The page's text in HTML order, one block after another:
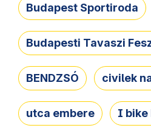
Budapest Sportiroda
Budapesti Tavaszi
BENDZSÓ civilek
utca embere I bike